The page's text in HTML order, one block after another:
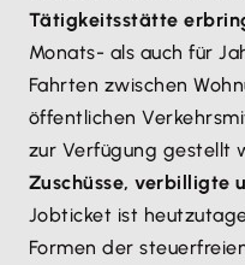
Tätigkeitsstätte
Monats- als auch für
Fahrten zwischen
öffentlichen
zur Verfügung gestellt
Zuschüsse, verbilligte
Jobticket ist
Formen der